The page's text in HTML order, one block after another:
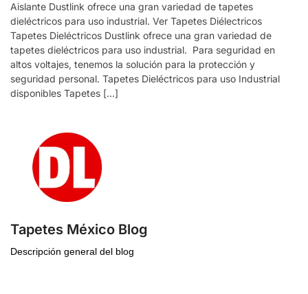
Aislante Dustlink ofrece una gran variedad de tapetes
dieléctricos para uso industrial. Ver Tapetes Diélectricos
Tapetes Dieléctricos Dustlink ofrece una gran variedad de
tapetes dieléctricos para uso industrial. Para seguridad en
altos voltajes, tenemos la solución para la protección y
seguridad personal. Tapetes Dieléctricos para uso Industrial
disponibles Tapetes […]
Tapetes México Blog
Descripción general del blog